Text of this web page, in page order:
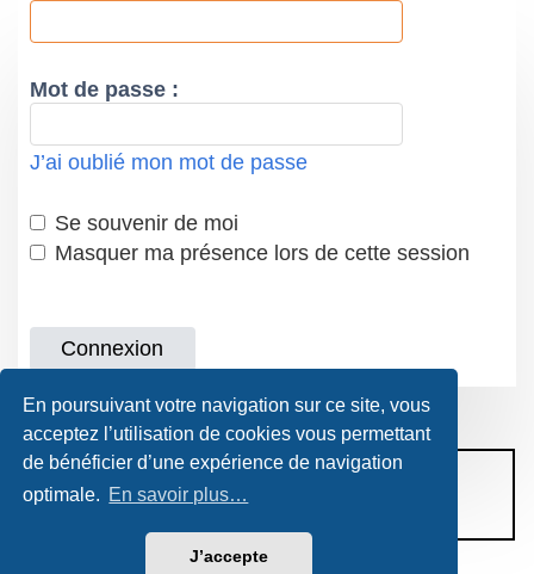
En poursuivant votre navigation sur ce site, vous
acceptez l’utilisation de cookies vous permettant
de bénéficier d’une expérience de navigation
optimale. En savoir plus…
J’accepte
Mot de passe :
J’ai oublié mon mot de passe
Se souvenir de moi
Masquer ma présence lors de cette session
CONDITIONS D’UTILISATION
POLITIQUE DE VIE PRIVÉE